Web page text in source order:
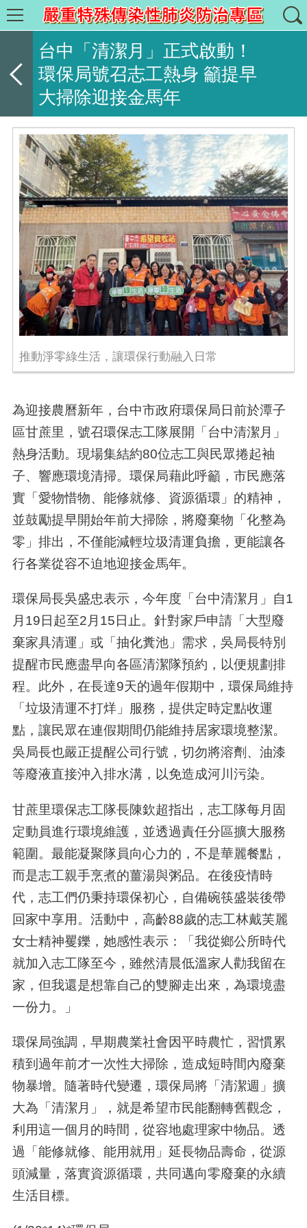
台中「清潔月」正式啟動！
環保局號召志工熱身 籲提早
大掃除迎接金馬年
推動淨零綠生活，讓環保行動融入日常
為迎接農曆新年，台中市政府環保局日前於潭子
區甘蔗里，號召環保志工隊展開「台中清潔月」
熱身活動。現場集結約80位志工與民眾捲起袖
子、響應環境清掃。環保局藉此呼籲，市民應落
實「愛物惜物、能修就修、資源循環」的精神，
並鼓勵提早開始年前大掃除，將廢棄物「化整為
零」排出，不僅能減輕垃圾清運負擔，更能讓各
行各業從容不迫地迎接金馬年。
環保局長吳盛忠表示，今年度「台中清潔月」自1
月 19日起至2月 15日止。針對家戶申請「大型廢
棄家具清運」或「抽化糞池」需求，吳局長特別
提醒市民應盡早向各區清潔隊預約，以便規劃排
程。此外，在長達9天的過年假期中，環保局維持
「垃圾清運不打烊」服務，提供定時定點收運
點，讓民眾在連假期間仍能維持居家環境整潔。
吳局長也嚴正提醒公司行號，切勿將溶劑、油漆
等廢液直接沖入排水溝，以免造成河川污染。
甘蔗里環保志工隊長陳欽超指出，志工隊每月固
定動員進行環境維護，並透過責任分區擴大服務
範圍。最能凝聚隊員向心力的，不是華麗餐點，
而是志工親手烹煮的薑湯與粥品。在後疫情時
代，志工們仍秉持環保初心，自備碗筷盛裝後帶
回家中享用。活動中，高齡88歲的志工林戴芙麗
女士精神矍鑠，她感性表示：「我從鄉公所時代
就加入志工隊至今，雖然清晨低溫家人勸我留在
家，但我還是想靠自己的雙腳走出來，為環境盡
一份力。」
環保局強調，早期農業社會因平時農忙，習慣累
積到過年前才一次性大掃除，造成短時間內廢棄
物暴增。隨著時代變遷，環保局將「清潔週」擴
大為「清潔月」，就是希望市民能翻轉舊觀念，
利用這一個月的時間，從容地處理家中物品。透
過「能修就修、能用就用」延長物品壽命，從源
頭減量，落實資源循環，共同邁向零廢棄的永續
生活目標。